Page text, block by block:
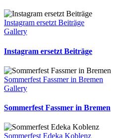
Instagram ersetzt Beiträge
Gallery
Instagram ersetzt Beiträge
Sommerfest Fassmer in Bremen
Gallery
Sommerfest Fassmer in Bremen
Sommerfest Edeka Koblenz